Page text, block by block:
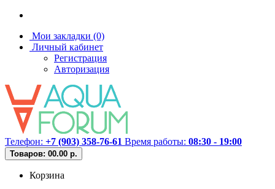
Мои закладки (0)
Личный кабинет
Регистрация
Авторизация
Телефон: +7 (903) 358-76-61 Время работы: 08:30 - 19:00
Товаров: 00.00 р.
Корзина